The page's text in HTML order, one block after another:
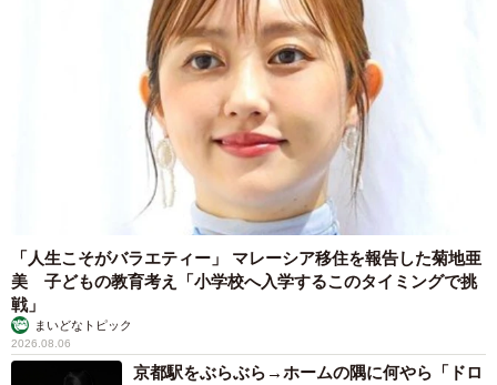
「人生こそがバラエティー」 マレーシア移住を報告した菊地亜
美 子どもの教育考え「小学校へ入学するこのタイミングで挑
戦」
まいどなトピック
2026.08.06
京都駅をぶらぶら→ホームの隅に何やら「ドロ